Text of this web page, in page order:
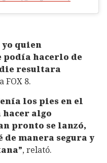
yo quien
hacerlo de
resultara
FOX 8.
los pies en el
algo
pronto se lanzó,
manera segura y
, relató.